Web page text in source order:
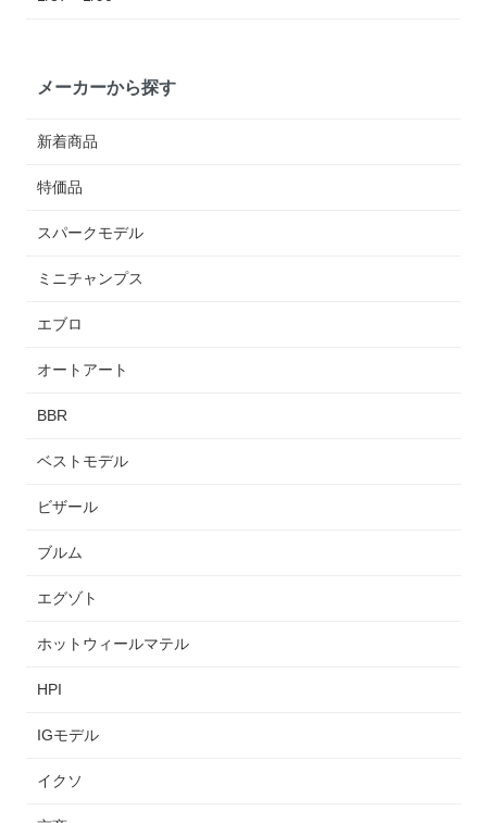
メーカーから探す
新着商品
特価品
スパークモデル
ミニチャンプス
エブロ
オートアート
BBR
ベストモデル
ビザール
ブルム
エグゾト
ホットウィールマテル
HPI
IGモデル
イクソ